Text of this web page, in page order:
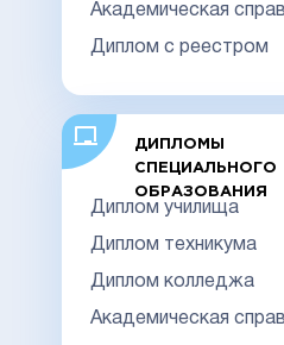
Академическая
Диплом с реестром
ДИПЛОМЫ
СПЕЦИАЛЬНОГО
ОБРАЗОВАНИЯ
Диплом училища
Диплом техникума
Диплом колледжа
Академическая